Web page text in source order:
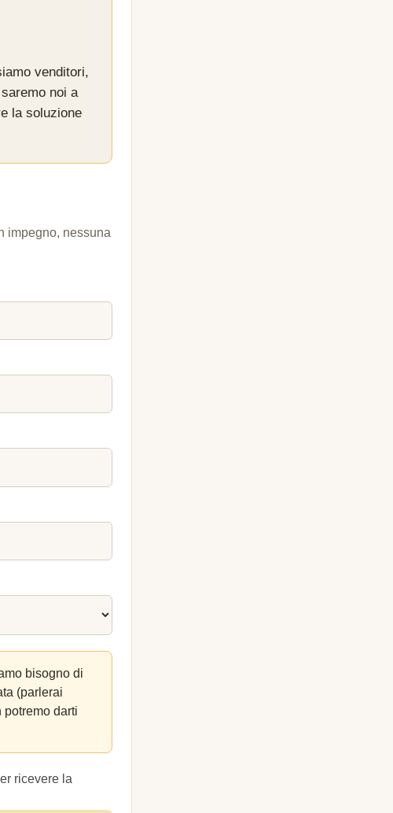
venditori,
noi a
la soluzione
impegno, nessuna
bisogno di
(parlerai
potremo darti
ricevere la